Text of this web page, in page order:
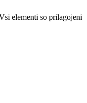
elementi so prilagojeni